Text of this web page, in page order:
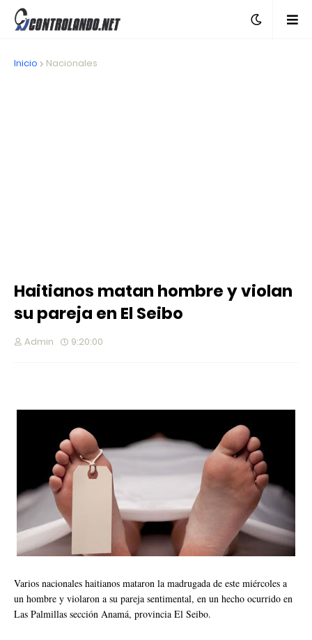
Inicio Nacionales
Haitianos matan hombre y violan
su pareja en El Seibo
Admin 9:20:00
Varios nacionales haitianos mataron la madrugada de este miércoles a
un hombre y violaron a su pareja sentimental, en un hecho ocurrido en
Las Palmillas sección Anamá, provincia El Seibo.